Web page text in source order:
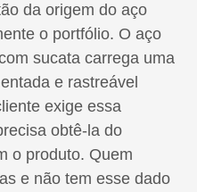
da origem do aço
o portfólio. O aço
sucata carrega uma
e rastreável
exige essa
obtê-la do
o produto. Quem
e não tem esse dado